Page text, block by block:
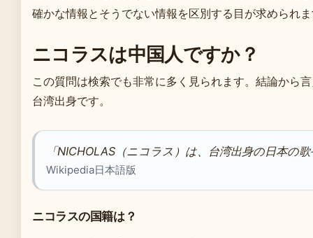
確かな情報とそうでない情報を区別する目が求められ
ニコラスは中国人ですか？
この質問は検索でも非常に多く見られます。結論から
台湾出身です。
「NICHOLAS（ニコラス）は、台湾出身の日本の
Wikipedia日本語版
ニコラスの国籍は？